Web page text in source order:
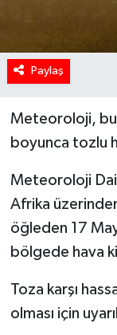
Paylaş
Meteoroloji,
boyunca tozlu
Meteoroloji
Afrika
öğleden 17
bölgede hava
Toza karşı
olması için